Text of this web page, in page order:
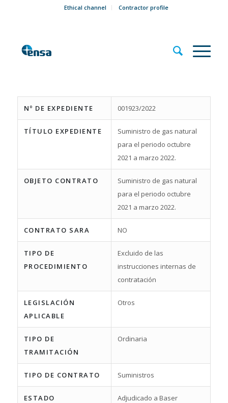
Ethical channel Contractor profile
Nº DE EXPEDIENTE 001923/2022
TÍTULO EXPEDIENTE
Suministro de gas natural
para el periodo octubre
2021 a marzo 2022.
OBJETO CONTRATO
Suministro de gas natural
para el periodo octubre
2021 a marzo 2022.
CONTRATO SARA NO
TIPO DE
PROCEDIMIENTO
Excluido de las
instrucciones internas de
contratación
LEGISLACIÓN
APLICABLE
Otros
TIPO DE
TRAMITACIÓN
Ordinaria
TIPO DE CONTRATO Suministros
ESTADO
Adjudicado a Baser